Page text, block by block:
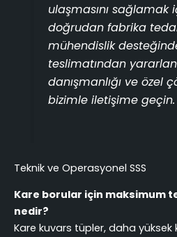
ulaşmasını sağlamak
doğrudan fabrika
mühendislik
teslimatından
danışmanlığı ve özel
bizimle iletişime geçin.
Teknik ve Operasyonel SSS
Kare borular için maksimum
nedir?
Kare kuvars tüpler, daha